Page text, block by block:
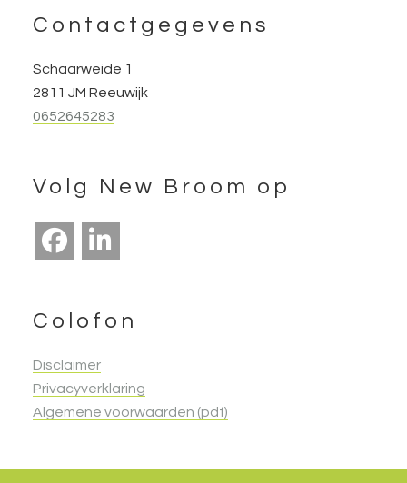
Footer
Contactgegevens
Schaarweide 1
2811 JM Reeuwijk
0652645283
Volg New Broom op
Colofon
Disclaimer
Privacyverklaring
Algemene voorwaarden (pdf)